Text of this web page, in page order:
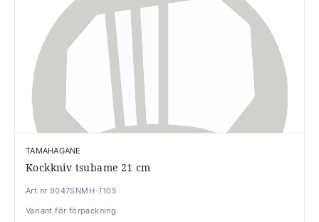
TAMAHAGANE
Kockkniv tsubame 21 cm
Art.nr 9047SNMH-1105
Variant för förpackning